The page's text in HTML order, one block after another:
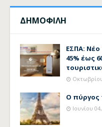
ΔΗΜΟΦΙΛΗ
ΕΣΠΑ:
45% έως
Ο πύργος
Ιουνίου